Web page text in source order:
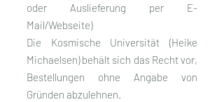
oder Auslieferung per E-
Mail/Webseite)
Die Kosmische Universität (Heike
Michaelsen) behält sich das Recht vor,
Bestellungen ohne Angabe von
Gründen abzulehnen.